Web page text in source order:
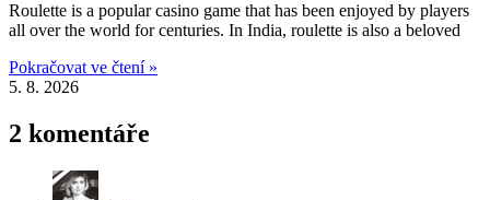
Roulette is a popular casino game that has been enjoyed by players
all over the world for centuries. In India, roulette is also a beloved
Pokračovat ve čtení »
5. 8. 2026
2 komentáře